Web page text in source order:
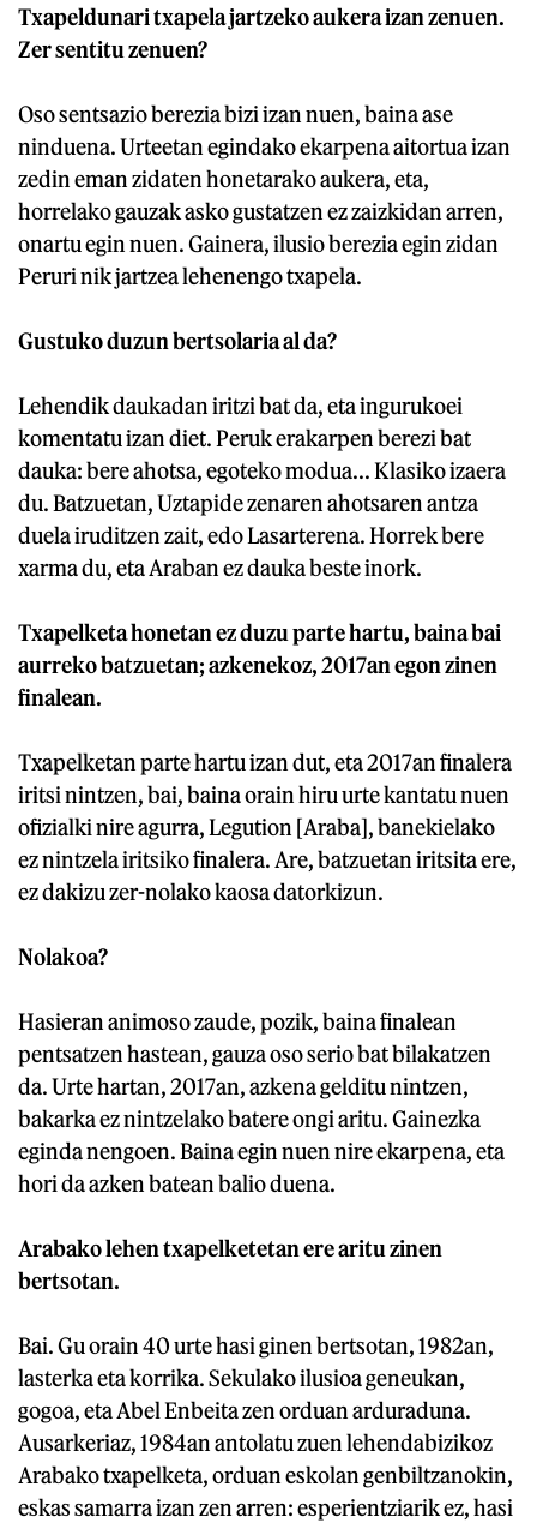
Txapeldunari txapela jartzeko aukera izan zenuen.
Zer sentitu zenuen?
Oso sentsazio berezia bizi izan nuen, baina ase
ninduena. Urteetan egindako ekarpena aitortua izan
zedin eman zidaten honetarako aukera, eta,
horrelako gauzak asko gustatzen ez zaizkidan arren,
onartu egin nuen. Gainera, ilusio berezia egin zidan
Peruri nik jartzea lehenengo txapela.
Gustuko duzun bertsolaria al da?
Lehendik daukadan iritzi bat da, eta ingurukoei
komentatu izan diet. Peruk erakarpen berezi bat
dauka: bere ahotsa, egoteko modua... Klasiko izaera
du. Batzuetan, Uztapide zenaren ahotsaren antza
duela iruditzen zait, edo Lasarterena. Horrek bere
xarma du, eta Araban ez dauka beste inork.
Txapelketa honetan ez duzu parte hartu, baina bai
aurreko batzuetan; azkenekoz, 2017an egon zinen
finalean.
Txapelketan parte hartu izan dut, eta 2017an finalera
iritsi nintzen, bai, baina orain hiru urte kantatu nuen
ofizialki nire agurra, Legution [Araba], banekielako
ez nintzela iritsiko finalera. Are, batzuetan iritsita ere,
ez dakizu zer-nolako kaosa datorkizun.
Nolakoa?
Hasieran animoso zaude, pozik, baina finalean
pentsatzen hastean, gauza oso serio bat bilakatzen
da. Urte hartan, 2017an, azkena gelditu nintzen,
bakarka ez nintzelako batere ongi aritu. Gainezka
eginda nengoen. Baina egin nuen nire ekarpena, eta
hori da azken batean balio duena.
Arabako lehen txapelketetan ere aritu zinen
bertsotan.
Bai. Gu orain 40 urte hasi ginen bertsotan, 1982an,
lasterka eta korrika. Sekulako ilusioa geneukan,
gogoa, eta Abel Enbeita zen orduan arduraduna.
Ausarkeriaz, 1984an antolatu zuen lehendabizikoz
Arabako txapelketa, orduan eskolan genbiltzanokin,
eskas samarra izan zen arren: esperientziarik ez, hasi